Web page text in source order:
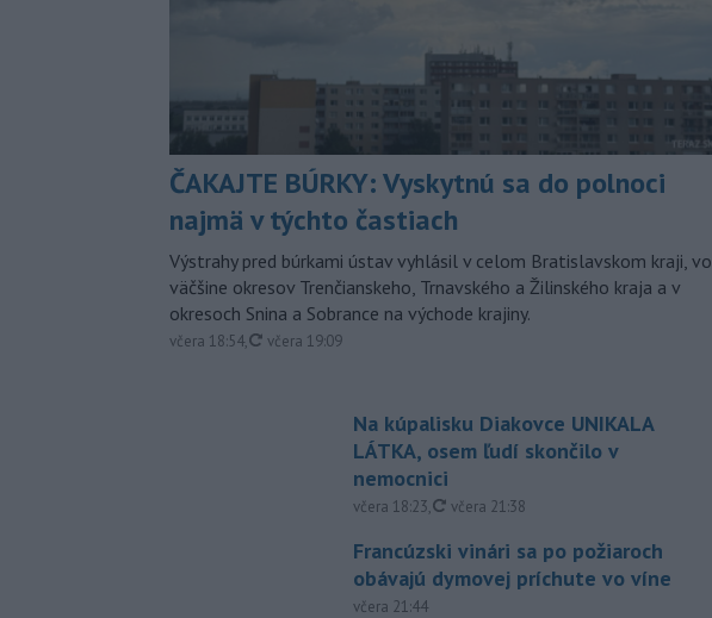
ČAKAJTE BÚRKY: Vyskytnú sa do polnoci
najmä v týchto častiach
Výstrahy pred búrkami ústav vyhlásil v celom Bratislavskom kraji, vo
väčšine okresov Trenčianskeho, Trnavského a Žilinského kraja a v
okresoch Snina a Sobrance na východe krajiny.
včera 18:54, aktualizované
včera 19:09
Na kúpalisku Diakovce UNIKALA
LÁTKA, osem ľudí skončilo v
nemocnici
včera 18:23, aktualizované
včera 21:38
Francúzski vinári sa po požiaroch
obávajú dymovej príchute vo víne
včera 21:44